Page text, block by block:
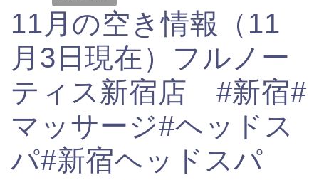
11月の空き情報（11
月3日現在）フルノー
ティス新宿店 #新宿#
マッサージ#ヘッドス
パ#新宿ヘッドスパ